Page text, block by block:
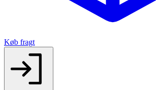
Køb fragt